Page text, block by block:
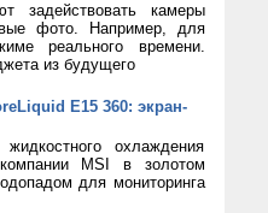
задействовать камеры
фото. Например, для
реального времени.
из будущего
E15 360: экран-
охлаждения
MSI в золотом
для мониторинга